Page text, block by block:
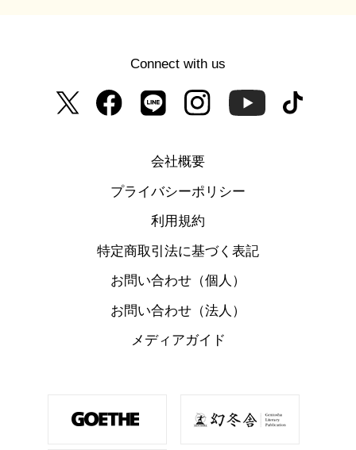
Connect with us
会社概要
プライバシーポリシー
利用規約
特定商取引法に基づく表記
お問い合わせ（個人）
お問い合わせ（法人）
メディアガイド